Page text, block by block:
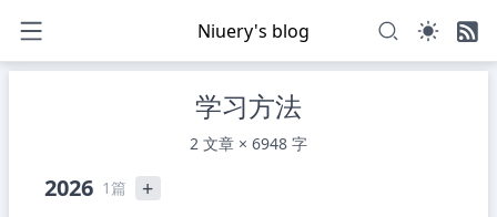
Niuery's blog
学习方法
2 文章 × 6948 字
2026 1篇 +